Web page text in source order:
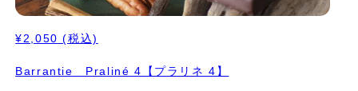
¥2,050 (税込)
Barrantie Praliné 4【プラリネ 4】